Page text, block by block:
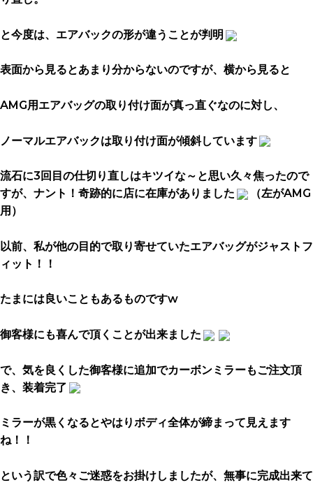
と今度は、エアバックの形が違うことが判明
表面から見るとあまり分からないのですが、横から見ると
AMG用エアバッグの取り付け面が真っ直ぐなのに対し、
ノーマルエアバックは取り付け面が傾斜しています
流石に3回目の仕切り直しはキツイな～と思い久々焦ったので
すが、ナント！奇跡的に店に在庫がありました
（左がAMG
用）
以前、私が他の目的で取り寄せていたエアバッグがジャストフ
ィット！！
たまには良いこともあるものですw
御客様にも喜んで頂くことが出来ました
で、気を良くした御客様に追加でカーボンミラーもご注文頂
き、 装着完了
ミラーが黒くなるとやはりボディ全体が締まって見えます
ね！！
という訳で色々ご迷惑をお掛けしましたが、無事に完成出来て